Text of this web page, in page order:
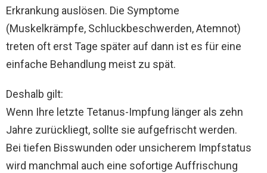
Erkrankung auslösen. Die Symptome
(Muskelkrämpfe, Schluckbeschwerden, Atemnot)
treten oft erst Tage später auf dann ist es für eine
einfache Behandlung meist zu spät.
Deshalb gilt:
Wenn Ihre letzte Tetanus-Impfung länger als zehn
Jahre zurückliegt, sollte sie aufgefrischt werden.
Bei tiefen Bisswunden oder unsicherem Impfstatus
wird manchmal auch eine sofortige Auffrischung